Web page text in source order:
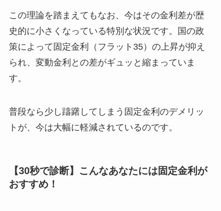
この理論を踏まえてもなお、今はその金利差が歴
史的に小さくなっている特別な状況です。国の政
策によって固定金利（フラット35）の上昇が抑え
られ、変動金利との差がギュッと縮まっていま
す。
普段なら少し躊躇してしまう固定金利のデメリッ
トが、今は大幅に軽減されているのです。
【30秒で診断】こんなあなたには固定金利が
おすすめ！